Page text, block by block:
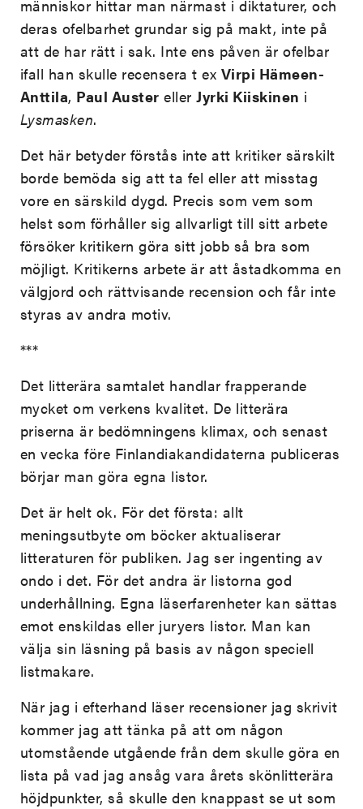
människor hittar man närmast i diktaturer, och
deras ofelbarhet grundar sig på makt, inte på
att de har rätt i sak. Inte ens påven är ofelbar
ifall han skulle recensera t ex Virpi Hämeen-
Anttila, Paul Auster ellerJyrki Kiiskinen i
Lysmasken.
Det här betyder förstås inte att kritiker särskilt
borde bemöda sig att ta fel eller att misstag
vore en särskild dygd. Precis som vem som
helst som förhåller sig allvarligt till sitt arbete
försöker kritikern göra sitt jobb så bra som
möjligt. Kritikerns arbete är att åstadkomma en
välgjord och rättvisande recension och får inte
styras av andra motiv.
***
Det litterära samtalet handlar frapperande
mycket om verkens kvalitet. De litterära
priserna är bedömningens klimax, och senast
en vecka före Finlandiakandidaterna publiceras
börjar man göra egna listor.
Det är helt ok. För det första: allt
meningsutbyte om böcker aktualiserar
litteraturen för publiken. Jag ser ingenting av
ondo i det. För det andra är listorna god
underhållning. Egna läserfarenheter kan sättas
emot enskildas eller juryers listor. Man kan
välja sin läsning på basis av någon speciell
listmakare.
När jag i efterhand läser recensioner jag skrivit
kommer jag att tänka på att om någon
utomstående utgående från dem skulle göra en
lista på vad jag ansåg vara årets skönlitterära
höjdpunkter, så skulle den knappast se ut som